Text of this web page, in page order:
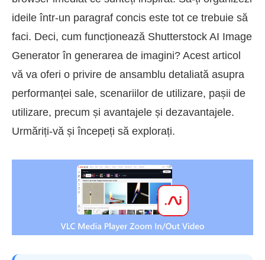
ideile într-un paragraf concis este tot ce trebuie să
faci. Deci, cum funcționează Shutterstock AI Image
Generator în generarea de imagini? Acest articol
vă va oferi o privire de ansamblu detaliată asupra
performanței sale, scenariilor de utilizare, pașii de
utilizare, precum și avantajele și dezavantajele.
Urmăriți-vă și începeți să explorați.